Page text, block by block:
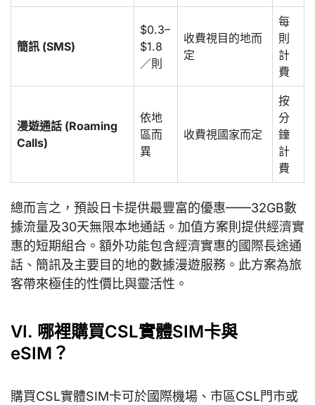
簡訊 (SMS)
$0.3–
$1.8
／則
收費視目的地而
定
每
則
計
費
漫遊通話 (Roaming
Calls)
依地
區而
異
收費視國家而定
按
分
鐘
計
費
總而言之，預設日卡提供最豐富的優惠——32GB數
據流量及30天無限本地通話。加值方案則提供經濟實
惠的短期組合。額外功能包含經濟實惠的國際長途通
話、簡訊及主要目的地的數據漫遊服務。此方案為旅
客帶來極佳的性價比與靈活性。
VI. 哪裡購買CSL實體SIM卡與
eSIM？
購買CSL實體SIM卡可於國際機場、市區CSL門市或